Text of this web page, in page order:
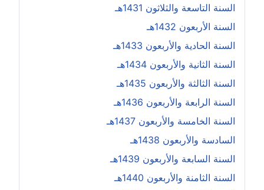
السنة التاسعة والثلاثون 1431هـ
السنة الأربعون 1432هـ
السنة الحادية والأربعون 1433هـ
السنة الثانية والأربعون 1434هـ
السنة الثالثة والأربعون 1435هـ
السنة الرابعة والأربعون 1436هـ
السنة الخامسة والأربعون 1437هـ
السادسة والأربعون 1438هـ
السنة السابعة والأربعون 1439هـ
السنة الثامنة والأربعون 1440هـ